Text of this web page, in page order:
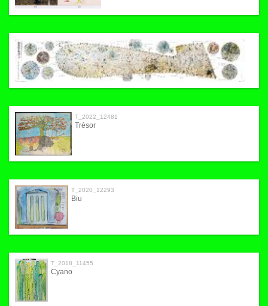
T_2022_12481
Trésor
T_2020_12293
Biu
T_2018_11455
Cyano